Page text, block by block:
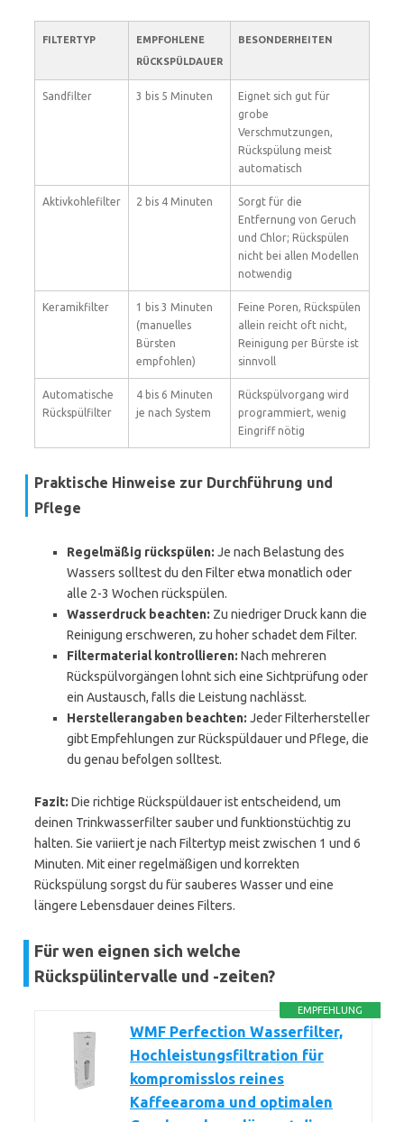
FILTERTYP
EMPFOHLENE
RÜCKSPÜLDAUER
BESONDERHEITEN
Sandfilter 3 bis 5 Minuten
Eignet sich gut für
grobe
Verschmutzungen,
Rückspülung meist
automatisch
Aktivkohlefilter 2 bis 4 Minuten
Sorgt für die
Entfernung von Geruch
und Chlor; Rückspülen
nicht bei allen Modellen
notwendig
Keramikfilter
1 bis 3 Minuten
(manuelles
Bürsten
empfohlen)
Feine Poren, Rückspülen
allein reicht oft nicht,
Reinigung per Bürste ist
sinnvoll
Automatische
Rückspülfilter
4 bis 6 Minuten
je nach System
Rückspülvorgang wird
programmiert, wenig
Eingriff nötig
Praktische Hinweise zur Durchführung und
Pflege
Regelmäßig rückspülen: Je nach Belastung des
Wassers solltest du den Filter etwa monatlich oder
alle 2-3 Wochen rückspülen.
Wasserdruck beachten: Zu niedriger Druck kann die
Reinigung erschweren, zu hoher schadet dem Filter.
Filtermaterial kontrollieren: Nach mehreren
Rückspülvorgängen lohnt sich eine Sichtprüfung oder
ein Austausch, falls die Leistung nachlässt.
Herstellerangaben beachten: Jeder Filterhersteller
gibt Empfehlungen zur Rückspüldauer und Pflege, die
du genau befolgen solltest.
Fazit: Die richtige Rückspüldauer ist entscheidend, um
deinen Trinkwasserfilter sauber und funktionstüchtig zu
halten. Sie variiert je nach Filtertyp meist zwischen 1 und 6
Minuten. Mit einer regelmäßigen und korrekten
Rückspülung sorgst du für sauberes Wasser und eine
längere Lebensdauer deines Filters.
Für wen eignen sich welche
Rückspülintervalle und -zeiten?
EMPFEHLUNG
WMF Perfection Wasserfilter,
Hochleistungsfiltration für
kompromisslos reines
Kaffeearoma und optimalen